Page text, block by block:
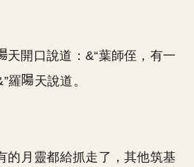
天開口說道：&“葉師侄，有一
羅
天說道。
的月靈都給抓走了，其他筑基